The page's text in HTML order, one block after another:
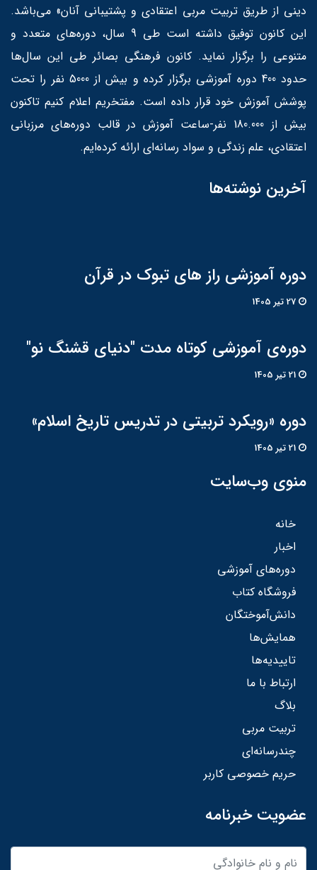
دینی از طریق تربیت مربی اعتقادی و پشتیبانی آنان» می‌باشد.
این کانون توفیق داشته است طی 9 سال، دوره‌های متعدد و
متنوعی را برگزار نماید. کانون فرهنگی بصائر طی این سال‌ها
حدود 400 دوره آموزشی برگزار کرده و بیش از 5000 نفر را تحت
پوشش آموزش خود قرار داده است. مفتخریم اعلام کنیم تاکنون
بیش از 180.000 نفر-ساعت آموزش در قالب دوره‌های مرزبانی
اعتقادی، علم زندگی و سواد رسانه‌ای ارائه کرده‌ایم.
آخرین نوشته‌ها
دوره آموزشی راز های تبوک در قرآن
دوره‌ی آموزشی کوتاه مدت "دنیای قشنگ نو"
دوره «رویکرد تربیتی در تدریس تاریخ اسلام»
منوی وب‌سایت
خانه
اخبار
دوره‌های آموزشی
فروشگاه کتاب
دانش‌آموختگان
همایش‌ها
تاییدیه‌ها
ارتباط با ما
بلاگ
تربیت مربی
چندرسانه‌ای
حریم خصوصی کاربر
عضویت خبرنامه